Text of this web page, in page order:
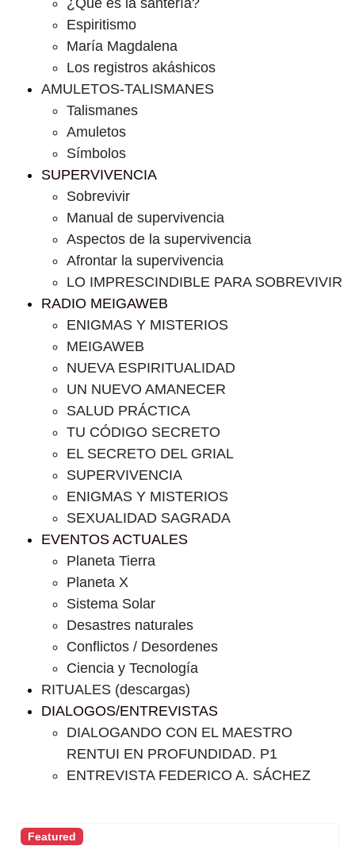
¿Que es la santería?
Espiritismo
María Magdalena
Los registros akáshicos
AMULETOS-TALISMANES
Talismanes
Amuletos
Símbolos
SUPERVIVENCIA
Sobrevivir
Manual de supervivencia
Aspectos de la supervivencia
Afrontar la supervivencia
LO IMPRESCINDIBLE PARA SOBREVIVIR
RADIO MEIGAWEB
ENIGMAS Y MISTERIOS
MEIGAWEB
NUEVA ESPIRITUALIDAD
UN NUEVO AMANECER
SALUD PRÁCTICA
TU CÓDIGO SECRETO
EL SECRETO DEL GRIAL
SUPERVIVENCIA
ENIGMAS Y MISTERIOS
SEXUALIDAD SAGRADA
EVENTOS ACTUALES
Planeta Tierra
Planeta X
Sistema Solar
Desastres naturales
Conflictos / Desordenes
Ciencia y Tecnología
RITUALES (descargas)
DIALOGOS/ENTREVISTAS
DIALOGANDO CON EL MAESTRO
RENTUI EN PROFUNDIDAD. P1
ENTREVISTA FEDERICO A. SÁCHEZ
Featured